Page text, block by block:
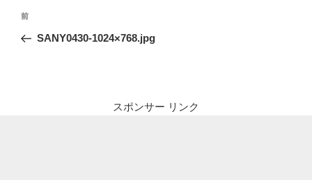
投
ナ
前
の
前
SANY0430-1024×768.jpg
スポンサー リンク